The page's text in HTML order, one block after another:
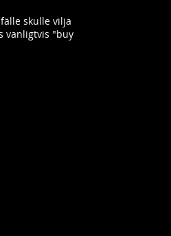
skulle vilja
vanligtvis "buy